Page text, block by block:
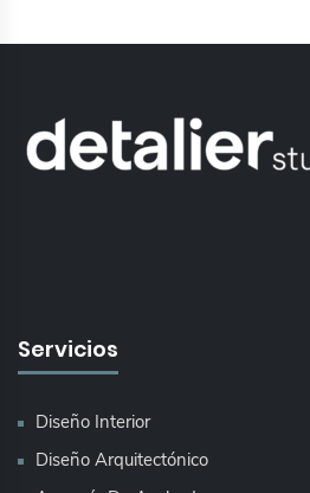
Servicios
Diseño Interior
Diseño Arquitectónico